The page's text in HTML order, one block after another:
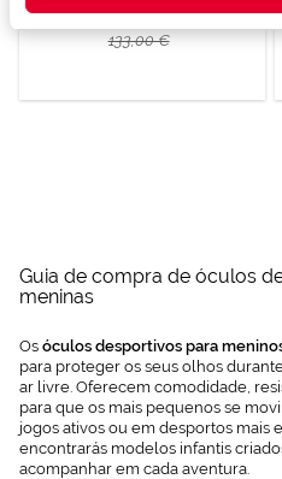
contenidos
personalizados
para ti gracias
información en
nuestra
Cookies.
99,75 €
133,00 €
Guia de compra de óculos
meninas
Os óculos desportivos para
para proteger os seus olhos
ar livre. Oferecem comodidade,
para que os mais pequenos se
jogos ativos ou em desportos mais
encontrarás modelos infantis
acompanhar em cada aventura.